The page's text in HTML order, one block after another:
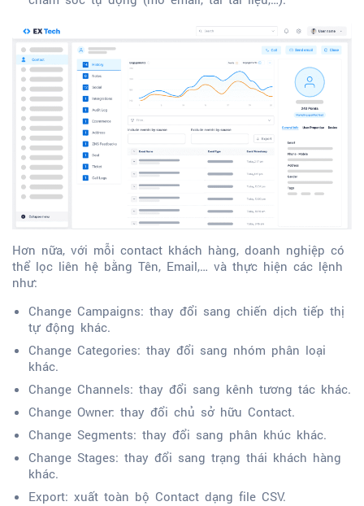
Hơn nữa, với mỗi contact khách hàng, doanh nghiệp có
thể lọc liên hệ bằng Tên, Email,… và thực hiện các lệnh
như:
Change Campaigns: thay đổi sang chiến dịch tiếp thị
tự động khác.
Change Categories: thay đổi sang nhóm phân loại
khác.
Change Channels: thay đổi sang kênh tương tác khác.
Change Owner: thay đổi chủ sở hữu Contact.
Change Segments: thay đổi sang phân khúc khác.
Change Stages: thay đổi sang trạng thái khách hàng
khác.
Export: xuất toàn bộ Contact dạng file CSV.